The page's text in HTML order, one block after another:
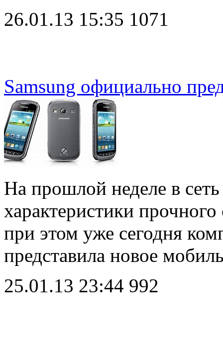
26.01.13 15:35 1071
Samsung официально
На прошлой неделе в
характеристики
при этом уже сегодня
представила новое
25.01.13 23:44 992